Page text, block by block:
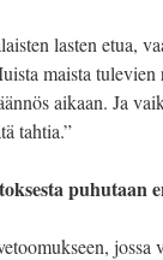
lasten etua,
maista
aikaan. Ja
tahtia.”
puhutaan
jossa